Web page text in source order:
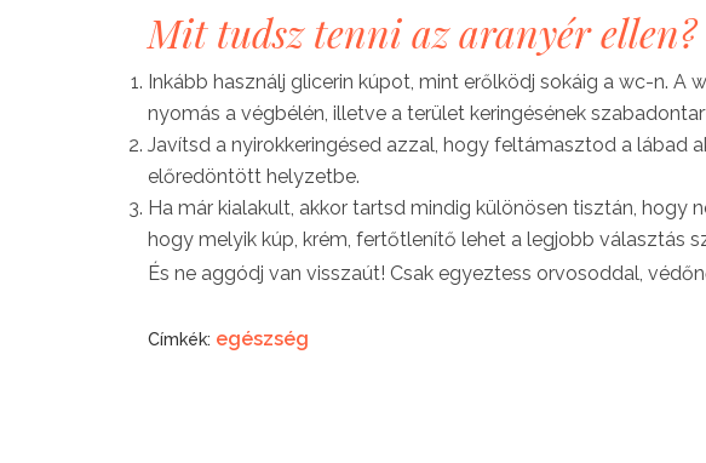
Mit tudsz tenni az aranyér ellen?
Inkább használj glicerin kúpot, mint erőlködj sokáig a wc-n.
nyomás a végbélén, illetve a terület keringésének
Javítsd a nyirokkeringésed azzal, hogy feltámasztod a lábad
előredöntött helyzetbe.
Ha már kialakult, akkor tartsd mindig különösen tisztán, hogy
hogy melyik kúp, krém, fertőtlenítő lehet a legjobb választás
És ne aggódj van visszaút! Csak egyeztess orvosoddal,
Címkék: egészség